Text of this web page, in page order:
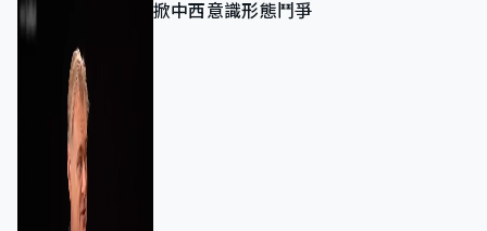
掀中西意識形態鬥爭